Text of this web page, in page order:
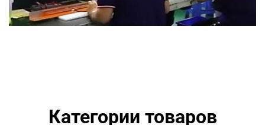
Категории товаров